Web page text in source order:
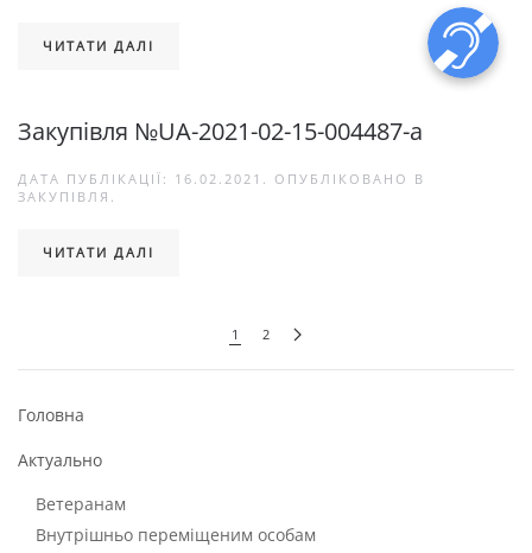
ЧИТАТИ ДАЛІ
Закупівля №UA-2021-02-15-004487-a
ДАТА ПУБЛІКАЦІЇ: 16.02.2021 . ОПУБЛІКОВАНО В
ЗАКУПІВЛЯ .
ЧИТАТИ ДАЛІ
1 2
Головна
Актуально
Ветеранам
Внутрішньо переміщеним особам